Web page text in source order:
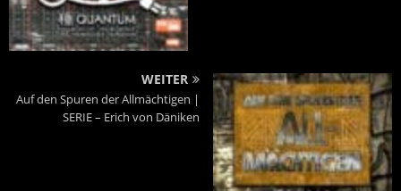
WEITER
Auf den Spuren der Allmächtigen |
SERIE – Erich von Däniken